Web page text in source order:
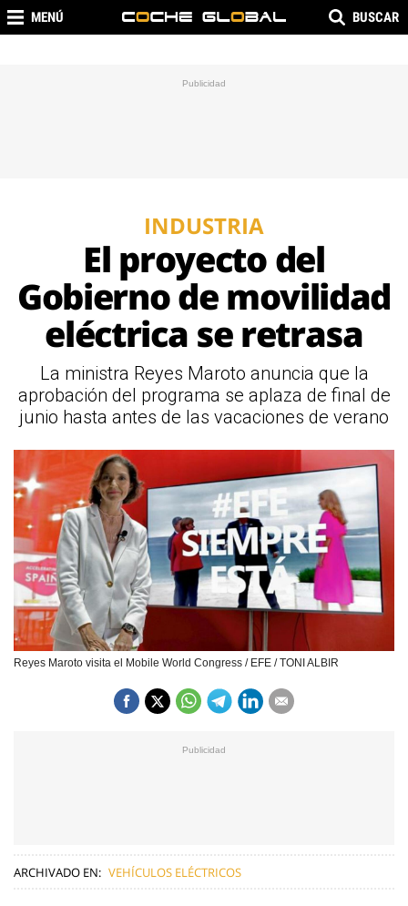
MENÚ BUSCAR
INDUSTRIA
El proyecto del
Gobierno de movilidad
eléctrica se retrasa
La ministra Reyes Maroto anuncia que la
aprobación del programa se aplaza de final de
junio hasta antes de las vacaciones de verano
Reyes Maroto visita el Mobile World Congress / EFE / TONI ALBIR
ARCHIVADO EN: VEHÍCULOS ELÉCTRICOS